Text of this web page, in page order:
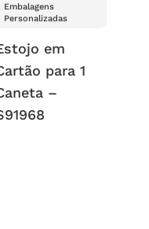
Embalagens
Personalizadas
em
para 1
–